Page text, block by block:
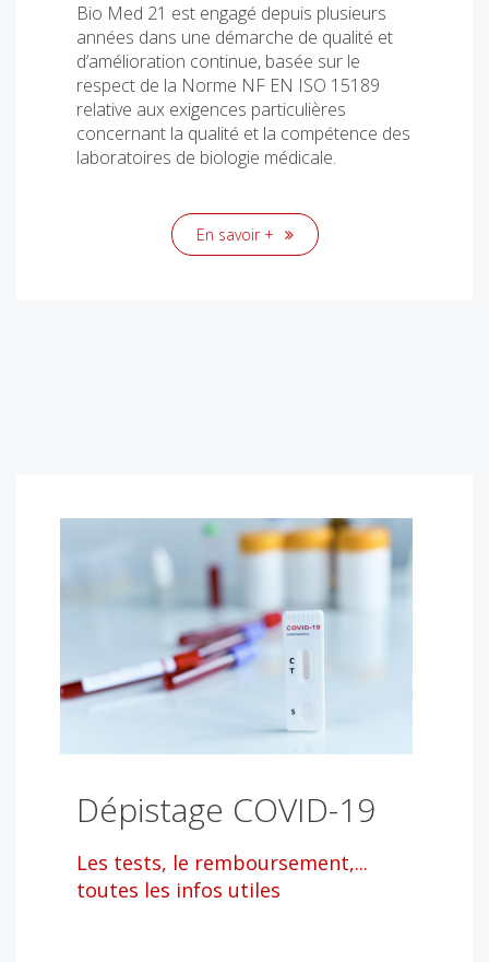
Bio Med 21 est engagé depuis plusieurs
années dans une démarche de qualité et
d’amélioration continue, basée sur le
respect de la Norme NF EN ISO 15189
relative aux exigences particulières
concernant la qualité et la compétence des
laboratoires de biologie médicale.
En savoir +
Dépistage COVID-19
Les tests, le remboursement,...
toutes les infos utiles